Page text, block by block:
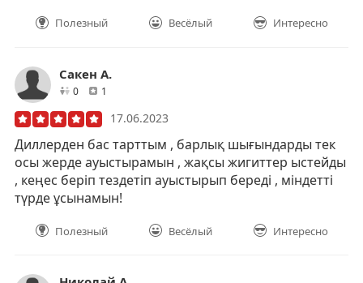
Полезный Весёлый Интересно
Сакен А.
0друзей1
17.06.2023
Диллерден бас тарттым , барлық шығындарды тек
осы жерде ауыстырамын , жақсы жигиттер ыстейды
, кеңес беріп тездетіп ауыстырып береді , міндетті
түрде ұсынамын!
Полезный Весёлый Интересно